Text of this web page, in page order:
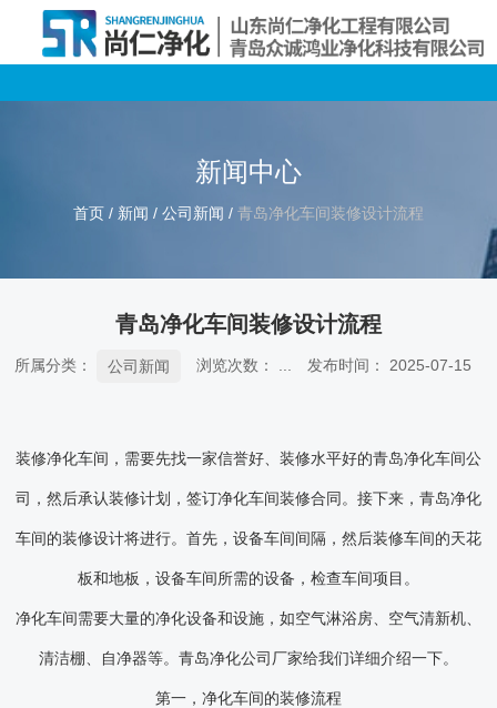
新闻中心
首页 / 新闻 / 公司新闻 / 青岛净化车间装修设计流程
青岛净化车间装修设计流程
所属分类： 公司新闻 浏览次数： 发布时间： 2025-07-15
装修净化车间，需要先找一家信誉好、装修水平好的青岛净化车间公
司，然后承认装修计划，签订净化车间装修合同。接下来，青岛净化
车间的装修设计将进行。首先，设备车间间隔，然后装修车间的天花
板和地板，设备车间所需的设备，检查车间项目。
净化车间需要大量的净化设备和设施，如空气淋浴房、空气清新机、
清洁棚、自净器等。青岛净化公司厂家给我们详细介绍一下。
第一，净化车间的装修流程